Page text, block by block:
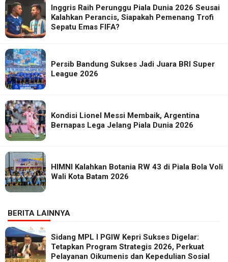
Inggris Raih Perunggu Piala Dunia 2026 Seusai
Kalahkan Perancis, Siapakah Pemenang Trofi
Sepatu Emas FIFA?
Persib Bandung Sukses Jadi Juara BRI Super
League 2026
Kondisi Lionel Messi Membaik, Argentina
Bernapas Lega Jelang Piala Dunia 2026
HIMNI Kalahkan Botania RW 43 di Piala Bola Voli
Wali Kota Batam 2026
BERITA LAINNYA
Sidang MPL I PGIW Kepri Sukses Digelar:
Tetapkan Program Strategis 2026, Perkuat
Pelayanan Oikumenis dan Kepedulian Sosial